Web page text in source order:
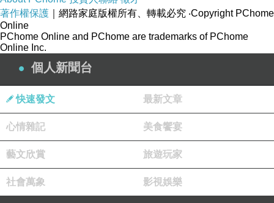
每個主要城市，每天提供一檔 5 折以下店家優惠券活動。
帶你體驗包括特色餐廳、SPA 會館、養生按摩、電影院、
KTV、飯店民宿.. 等吃喝玩樂店家。幫店家做好口碑! 讓消
費者享優惠! 刺激消費拼經濟!! 共創雙贏!!
美國奧圖汽車護理聯盟(南港重陽店) - 152686
的一項還算不錯的商品，一樣是在Gomaji上發現的。我真
的非常喜歡逛Gomaji，尤其很多東西價格都很不錯，也有
不少優惠券可以用，下面是賣場提供的商品簡介：
美國奧圖汽車護理聯盟(南港重陽店) - 152686
著作權保護 ｜網路家庭版權所有、轉載必究 ‧Copyright PChome
Online
PChome Online and PChome are trademarks of PChome
Online Inc.
個人新聞台
快速發文 最新文章
心情雜記 美食饗宴
藝文欣賞 旅遊玩家
社會萬象 影視娛樂